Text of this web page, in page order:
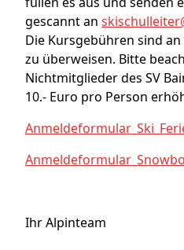
gescannt an
Die Kursgebühren sind
zu überweisen. Bitte
Nichtmitglieder des SV
10.- Euro pro Person
Ihr Alpinteam